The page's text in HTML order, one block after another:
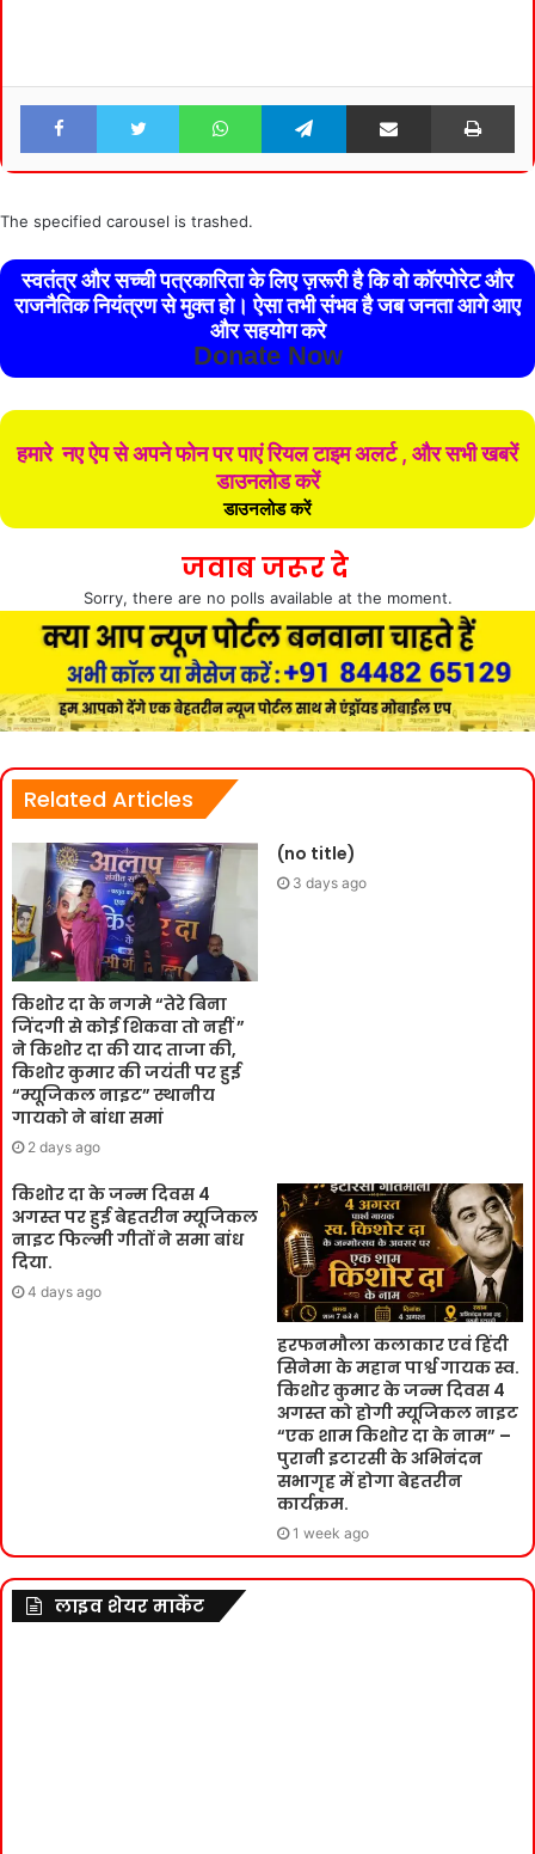
Facebook Twitter WhatsApp Telegram Share via Email
The specified carousel is trashed.
स्वतंत्र और सच्ची पत्रकारिता के लिए ज़रूरी है कि वो कॉरपोरेट और
राजनैतिक नियंत्रण से मुक्त हो। ऐसा तभी संभव है जब जनता आगे आए
और सहयोग करे
Donate Now
हमारे नए ऐप से अपने फोन पर पाएं रियल टाइम अलर्ट , और सभी खबरें
डाउनलोड करें
डाउनलोड करें
जवाब जरूर दे
Sorry, there are no polls available at the moment.
Related Articles
किशोर दा के नगमे “तेरे बिना
जिंदगी से कोई शिकवा तो नहीं ”
ने किशोर दा की याद ताजा की,
किशोर कुमार की जयंती पर हुई
“म्यूजिकल नाइट” स्थानीय
गायको ने बांधा समां
2 days ago
(no title)
3 days ago
किशोर दा के जन्म दिवस 4
अगस्त पर हुई बेहतरीन म्यूजिकल
नाइट फिल्मी गीतों ने समा बांध
दिया.
4 days ago
हरफनमौला कलाकार एवं हिंदी
सिनेमा के महान पार्श्व गायक स्व.
किशोर कुमार के जन्म दिवस 4
अगस्त को होगी म्यूजिकल नाइट
“एक शाम किशोर दा के नाम” –
पुरानी इटारसी के अभिनंदन
सभागृह में होगा बेहतरीन
कार्यक्रम.
1 week ago
लाइव शेयर मार्केट